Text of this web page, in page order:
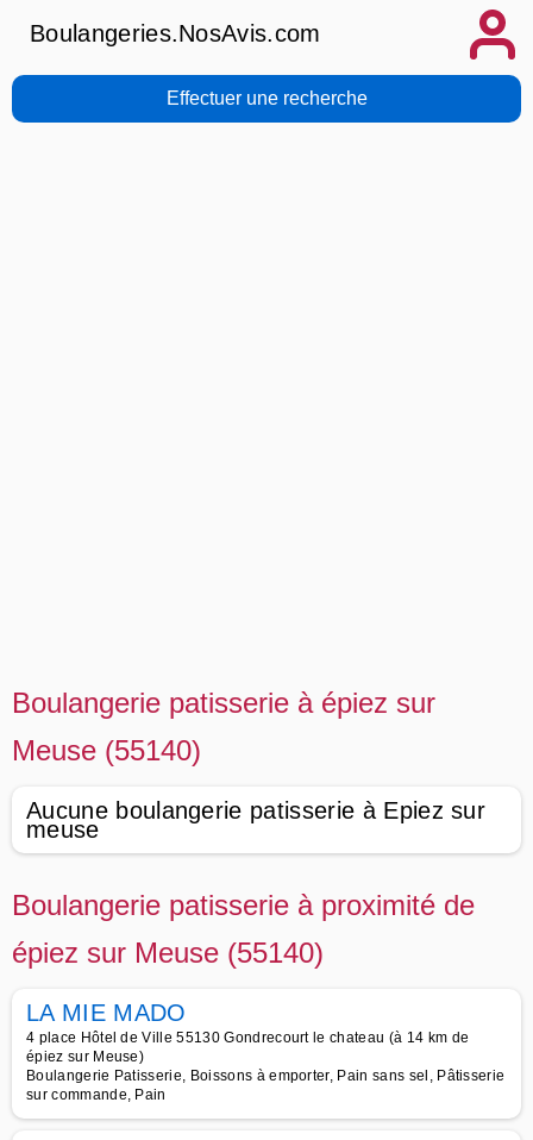
Boulangeries.NosAvis.com
Effectuer une recherche
Boulangerie patisserie à épiez sur
Meuse (55140)
Aucune boulangerie patisserie à Epiez sur
meuse
Boulangerie patisserie à proximité de
épiez sur Meuse (55140)
LA MIE MADO
4 place Hôtel de Ville 55130 Gondrecourt le chateau (à 14 km de
épiez sur Meuse)
Boulangerie Patisserie, Boissons à emporter, Pain sans sel, Pâtisserie
sur commande, Pain